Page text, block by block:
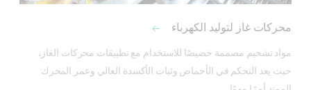
محركات غاز لتوليد الكهرباء